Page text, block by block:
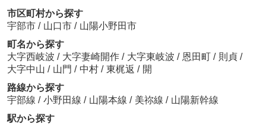
市区町村から探す
宇部市 / 山口市 / 山陽小野田市
町名から探す
大字西岐波 / 大字妻崎開作 / 大字東岐波 / 恩田町 / 則貞 /
大字中山 / 山門 / 中村 / 東梶返 / 開
路線から探す
宇部線 / 小野田線 / 山陽本線 / 美祢線 / 山陽新幹線
駅から探す